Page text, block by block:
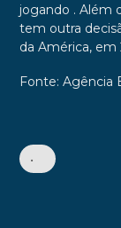
jogando . Além
tem outra
da América,
Fonte: Agência
•